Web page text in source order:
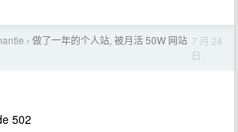
› 做了一年的个人站, 被月活 50W 网站 7 月 24
日
502